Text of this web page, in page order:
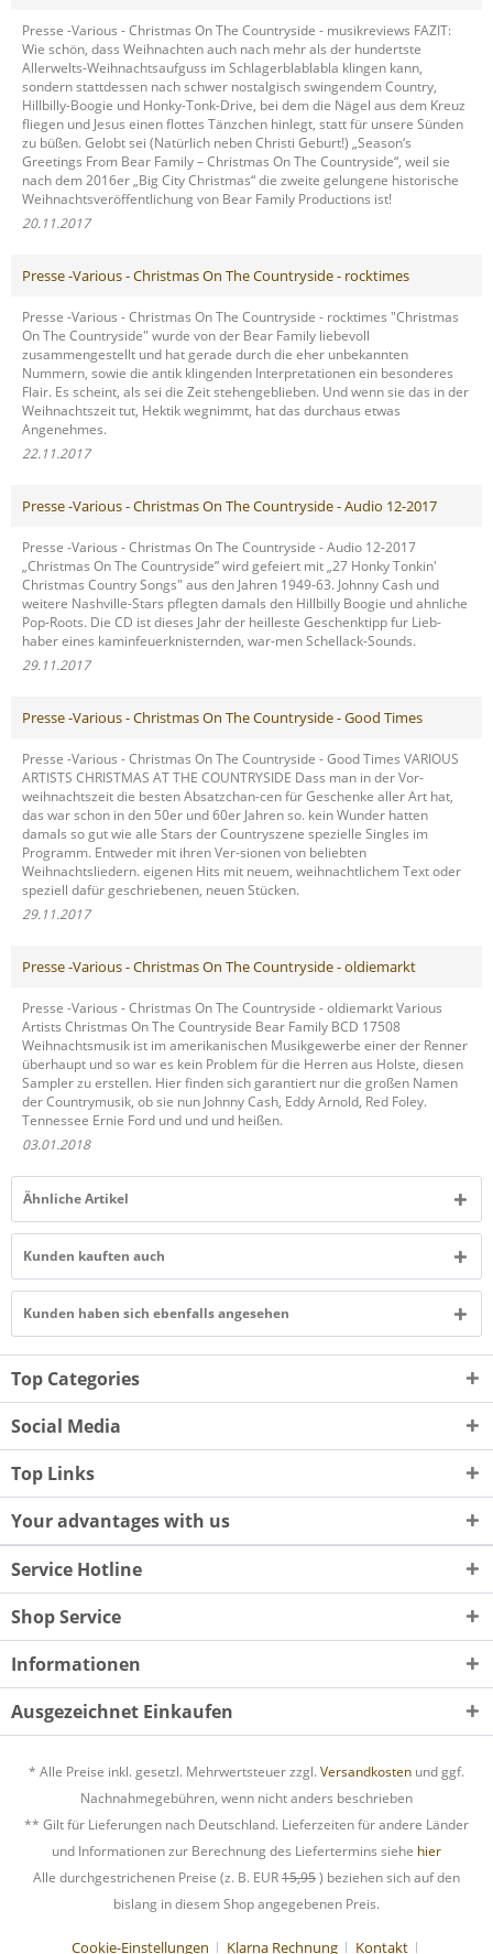
Presse -Various - Christmas On The Countryside - musikreviews FAZIT:
Wie schön, dass Weihnachten auch nach mehr als der hundertste
Allerwelts-Weihnachtsaufguss im Schlagerblablabla klingen kann,
sondern stattdessen nach schwer nostalgisch swingendem Country,
Hillbilly-Boogie und Honky-Tonk-Drive, bei dem die Nägel aus dem Kreuz
fliegen und Jesus einen flottes Tänzchen hinlegt, statt für unsere Sünden
zu büßen. Gelobt sei (Natürlich neben Christi Geburt!) „Season‘s
Greetings From Bear Family – Christmas On The Countryside“, weil sie
nach dem 2016er „Big City Christmas“ die zweite gelungene historische
Weihnachtsveröffentlichung von Bear Family Productions ist!
20.11.2017
Presse -Various - Christmas On The Countryside - rocktimes
Presse -Various - Christmas On The Countryside - rocktimes "Christmas
On The Countryside" wurde von der Bear Family liebevoll
zusammengestellt und hat gerade durch die eher unbekannten
Nummern, sowie die antik klingenden Interpretationen ein besonderes
Flair. Es scheint, als sei die Zeit stehengeblieben. Und wenn sie das in der
Weihnachtszeit tut, Hektik wegnimmt, hat das durchaus etwas
Angenehmes.
22.11.2017
Presse -Various - Christmas On The Countryside - Audio 12-2017
Presse -Various - Christmas On The Countryside - Audio 12-2017
„Christmas On The Countryside” wird gefeiert mit „27 Honky Tonkin'
Christmas Country Songs" aus den Jahren 1949-63. Johnny Cash und
weitere Nashville-Stars pflegten damals den Hillbilly Boogie und ahnliche
Pop-Roots. Die CD ist dieses Jahr der heilleste Geschenktipp fur Lieb-
haber eines kaminfeuerknisternden, war-men Schellack-Sounds.
29.11.2017
Presse -Various - Christmas On The Countryside - Good Times
Presse -Various - Christmas On The Countryside - Good Times VARIOUS
ARTISTS CHRISTMAS AT THE COUNTRYSIDE Dass man in der Vor-
weihnachtszeit die besten Absatzchan-cen für Geschenke aller Art hat,
das war schon in den 50er und 60er Jahren so. kein Wunder hatten
damals so gut wie alle Stars der Countryszene spezielle Singles im
Programm. Entweder mit ihren Ver-sionen von beliebten
Weihnachtsliedern. eigenen Hits mit neuem, weihnachtlichem Text oder
speziell dafür geschriebenen, neuen Stücken.
29.11.2017
Presse -Various - Christmas On The Countryside - oldiemarkt
Presse -Various - Christmas On The Countryside - oldiemarkt Various
Artists Christmas On The Countryside Bear Family BCD 17508
Weihnachtsmusik ist im amerikanischen Musikgewerbe einer der Renner
überhaupt und so war es kein Problem für die Herren aus Holste, diesen
Sampler zu erstellen. Hier finden sich garantiert nur die großen Namen
der Countrymusik, ob sie nun Johnny Cash, Eddy Arnold, Red Foley.
Tennessee Ernie Ford und und und heißen.
03.01.2018
Ähnliche Artikel
Kunden kauften auch
Kunden haben sich ebenfalls angesehen
Top Categories
Social Media
Top Links
Your advantages with us
Service Hotline
Shop Service
Informationen
Ausgezeichnet Einkaufen
* Alle Preise inkl. gesetzl. Mehrwertsteuer zzgl. Versandkosten und ggf.
Nachnahmegebühren, wenn nicht anders beschrieben
** Gilt für Lieferungen nach Deutschland. Lieferzeiten für andere Länder
und Informationen zur Berechnung des Liefertermins siehe hier
Alle durchgestrichenen Preise (z. B. EUR15,95) beziehen sich auf den
bislang in diesem Shop angegebenen Preis.
Cookie-Einstellungen Klarna Rechnung Kontakt